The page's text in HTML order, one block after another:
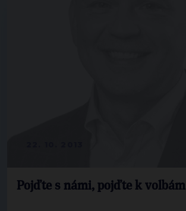
Pojďte s námi, pojďte k volbám